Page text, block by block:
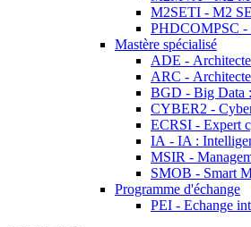
M2SETI - M2
PHDCOMPSC -
Mastère spécialisé
ADE -
ARC -
BGD - Big Data :
CYBER2 -
ECRSI - Expert
IA - IA :
MSIR -
SMOB - Smart
Programme d'échange
PEI - Echange